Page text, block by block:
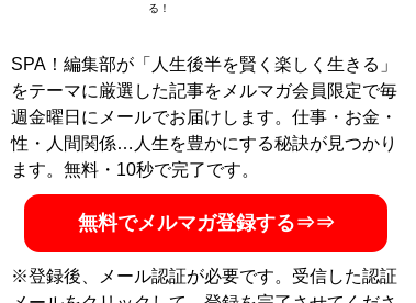
る！
SPA！編集部が「人生後半を賢く楽しく生きる」
をテーマに厳選した記事をメルマガ会員限定で毎
週金曜日にメールでお届けします。仕事・お金・
性・人間関係…人生を豊かにする秘訣が見つかり
ます。無料・10秒で完了です。
無料でメルマガ登録する⇒⇒
※登録後、メール認証が必要です。受信した認証